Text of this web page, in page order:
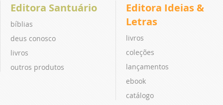
Editora Santuário
bíblias
deus conosco
livros
outros produtos
Editora Ideias &
Letras
livros
coleções
lançamentos
ebook
catálogo